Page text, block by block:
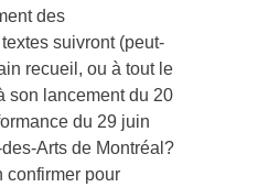
des
suivront (peut-
recueil, ou à tout le
son lancement du 20
du 29 juin
Arts de Montréal?
confirmer pour